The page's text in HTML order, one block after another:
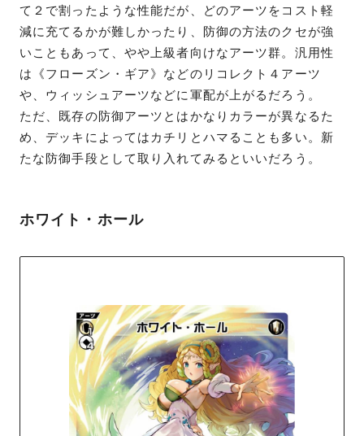
て２で割ったような性能だが、どのアーツをコスト軽
減に充てるかが難しかったり、防御の方法のクセが強
いこともあって、やや上級者向けなアーツ群。汎用性
は《フローズン・ギア》などのリコレクト４アーツ
や、ウィッシュアーツなどに軍配が上がるだろう。
ただ、既存の防御アーツとはかなりカラーが異なるた
め、デッキによってはカチリとハマることも多い。新
たな防御手段として取り入れてみるといいだろう。
ホワイト・ホール